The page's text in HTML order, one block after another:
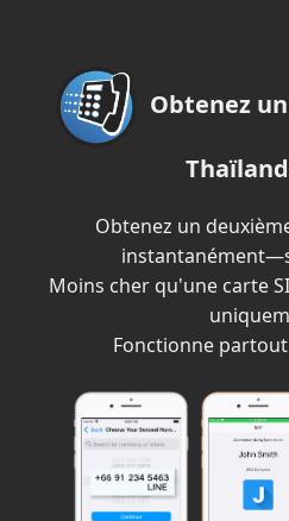
Obtenez
Obtenez un
Moins cher qu'une carte
Fonctionne